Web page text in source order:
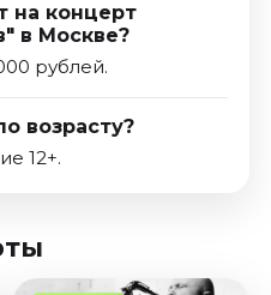
на концерт
в Москве?
рублей.
возрасту?
12+.